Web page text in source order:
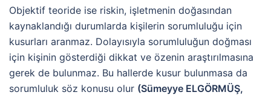
Objektif teoride ise riskin, işletmenin doğasından
kaynaklandığı durumlarda kişilerin sorumluluğu için
kusurları aranmaz. Dolayısıyla sorumluluğun doğması
için kişinin gösterdiği dikkat ve özenin araştırılmasına
gerek de bulunmaz. Bu hallerde kusur bulunmasa da
sorumluluk söz konusu olur (Sümeyye ELGÖRMÜŞ,